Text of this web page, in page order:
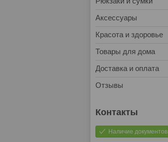
Аксессуары
Красота и здоровье
Товары для дома
Доставка и оплата
Отзывы
Наличие документов